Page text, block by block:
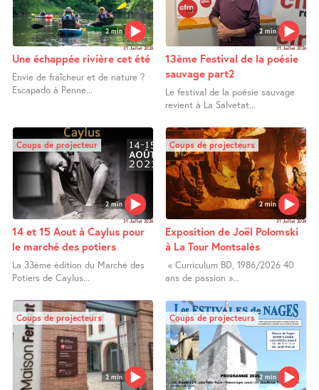
2 min
31 Juillet 2026
Une échappée rivière cet été
Envie de fraîcheur et de nature ?
Escapado à Penne...
2 min
31 Juillet 2026
13ème Festival de la poésie
sauvage part2
Le festival de la poésie sauvage
revient à La Salvetat...
2 min
Coups de projecteur
31 Juillet 2026
14 et 15 Aout à Caylus pour
le marché des potiers
La 33ème édition du Marché des
Potiers de Caylus...
2 min
Coups de projecteurs
31 Juillet 2026
Exposition de Joël Polomski
à La Tour Montsalès
« Curriculum BD, 1986/2026 40
ans de passion »...
2 min
Coups de projecteurs
2 min
Coups de projecteurs